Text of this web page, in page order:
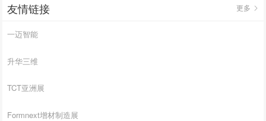
友情链接 更多
一迈智能
升华三维
TCT亚洲展
Formnext增材制造展